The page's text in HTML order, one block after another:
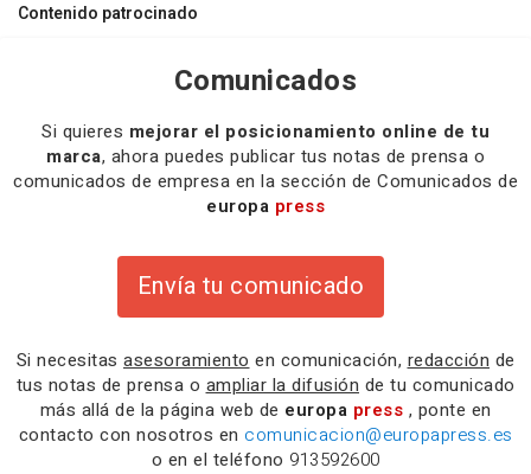
Contenido patrocinado
Comunicados
Si quieres mejorar el posicionamiento online de tu
marca, ahora puedes publicar tus notas de prensa o
comunicados de empresa en la sección de Comunicados de
europa press
Envía tu comunicado
Si necesitas asesoramiento en comunicación, redacción de
tus notas de prensa o ampliar la difusión de tu comunicado
más allá de la página web de europa press , ponte en
contacto con nosotros en comunicacion@europapress.es
o en el teléfono 913592600